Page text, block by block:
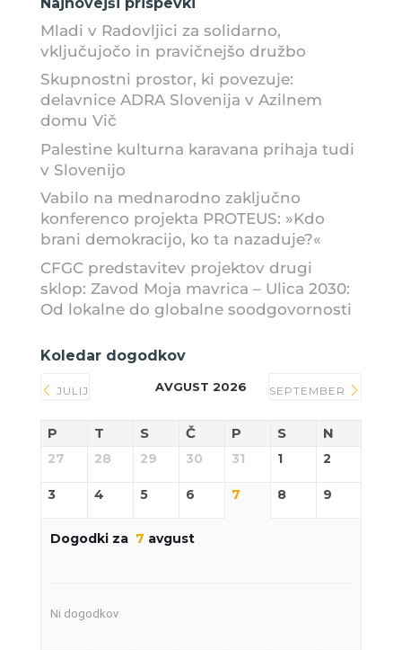
Mladi v Radovljici za solidarno,
vključujočo in pravičnejšo družbo
Skupnostni prostor, ki povezuje:
delavnice ADRA Slovenija v Azilnem
domu Vič
Palestine kulturna karavana prihaja tudi
v Slovenijo
Vabilo na mednarodno zaključno
konferenco projekta PROTEUS: »Kdo
brani demokracijo, ko ta nazaduje?«
CFGC predstavitev projektov drugi
sklop: Zavod Moja mavrica – Ulica 2030:
Od lokalne do globalne soodgovornosti
Koledar dogodkov
JULIJ AVGUST 2026 SEPTEMBER
P T S Č P S N
27 28 29 30 31 1 2
3 4 5 6 7 8 9
Dogodki za 7 avgust
Ni dogodkov